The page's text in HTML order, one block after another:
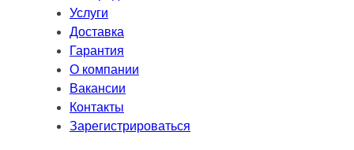
Услуги
Доставка
Гарантия
О компании
Вакансии
Контакты
Зарегистрироваться